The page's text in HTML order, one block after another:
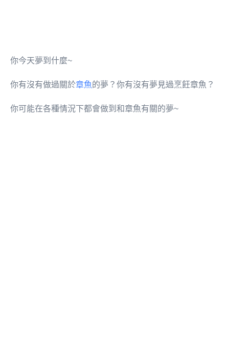
你今天夢到什麼~
你有沒有做過關於章魚的夢？你有沒有夢見過烹飪章魚？
你可能在各種情況下都會做到和章魚有關的夢~